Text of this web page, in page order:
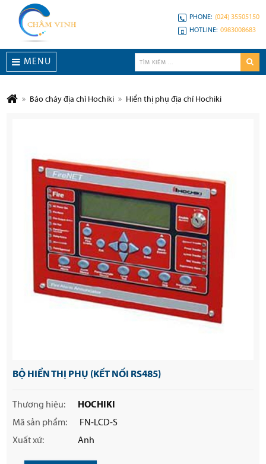
PHONE: (024) 35505150
HOTLINE: 0983008683
MENU
Báo cháy địa chỉ Hochiki Hiển thị phụ địa chỉ Hochiki
BỘ HIỂN THỊ PHỤ (KẾT NỐI RS485)
Thương hiệu:
HOCHIKI
Mã sản phẩm:
FN-LCD-S
Xuất xứ:
Anh